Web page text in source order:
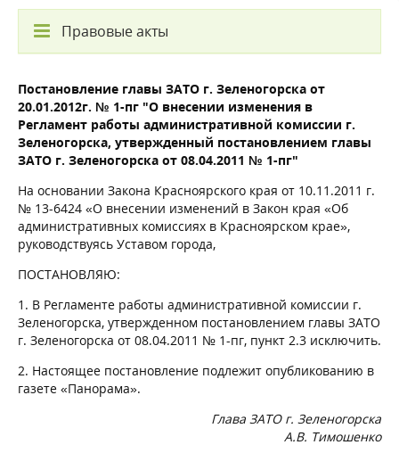
Правовые акты
Постановление главы ЗАТО г. Зеленогорска от
20.01.2012г. № 1-пг "О внесении изменения в
Регламент работы административной комиссии г.
Зеленогорска, утвержденный постановлением главы
ЗАТО г. Зеленогорска от 08.04.2011 № 1-пг"
На основании Закона Красноярского края от 10.11.2011 г.
№ 13-6424 «О внесении изменений в Закон края «Об
административных комиссиях в Красноярском крае»,
руководствуясь Уставом города,
ПОСТАНОВЛЯЮ:
1. В Регламенте работы административной комиссии г.
Зеленогорска, утвержденном постановлением главы ЗАТО
г. Зеленогорска от 08.04.2011 № 1-пг, пункт 2.3 исключить.
2. Настоящее постановление подлежит опубликованию в
газете «Панорама».
Глава ЗАТО г. Зеленогорска
А.В. Тимошенко